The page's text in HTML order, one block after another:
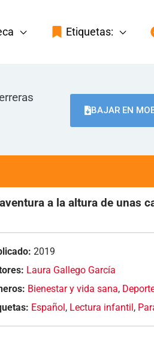
Etiquetas:
BAJAR EN
a la altura de unas
2019
Laura Gallego García
Bienestar y vida sana,
Español, Lectura infantil,